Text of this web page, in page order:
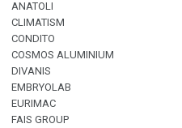
ANATOLI
CLIMATISM
CONDITO
COSMOS ALUMINIUM
DIVANIS
EMBRYOLAB
EURIMAC
FAIS GROUP